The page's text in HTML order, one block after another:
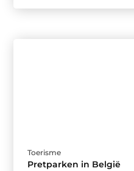
Toerisme
Pretparken in België